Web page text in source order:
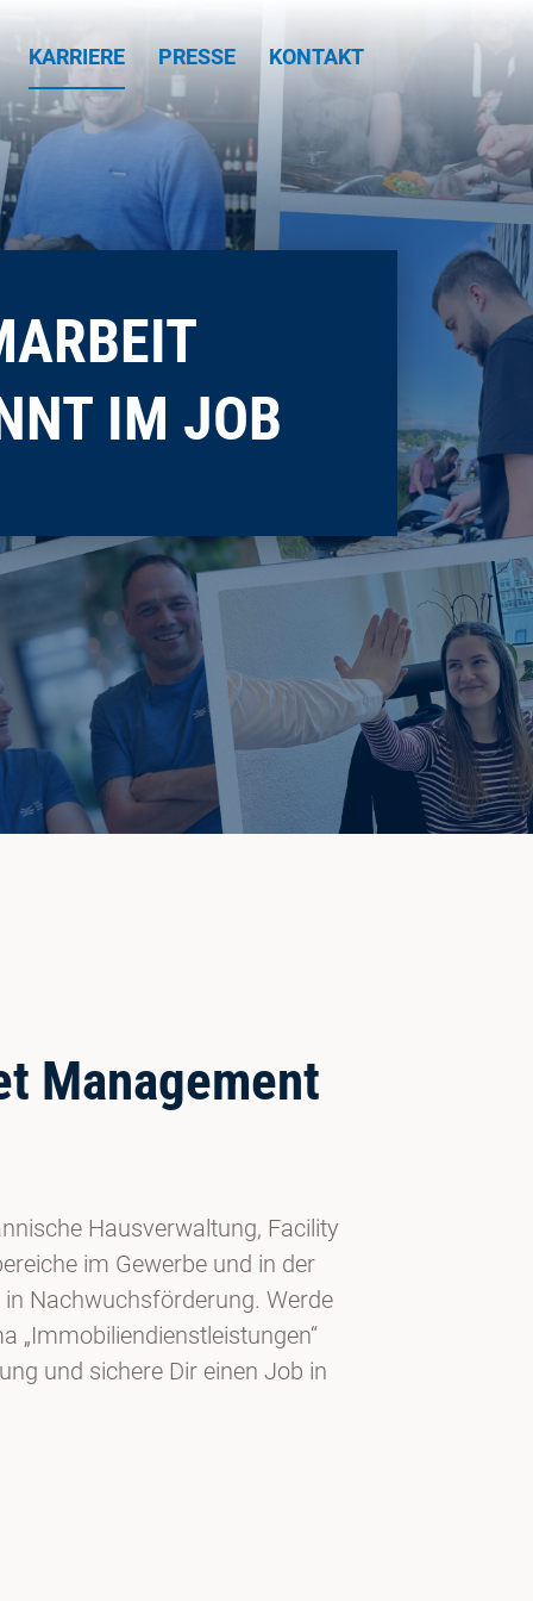
KARRIERE PRESSE KONTAKT
IM JOB
Management
Hausverwaltung, Facility
im Gewerbe und in der
Nachwuchsförderung. Werde
„Immobiliendienstleistungen“
und sichere Dir einen Job in